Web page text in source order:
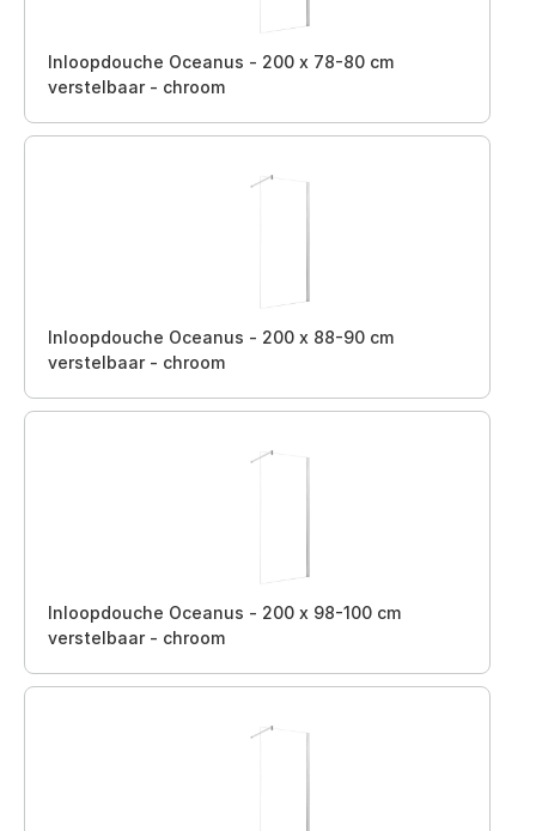
Inloopdouche Oceanus - 200 x 78-80 cm
verstelbaar - chroom
Inloopdouche Oceanus - 200 x 88-90 cm
verstelbaar - chroom
Inloopdouche Oceanus - 200 x 98-100 cm
verstelbaar - chroom